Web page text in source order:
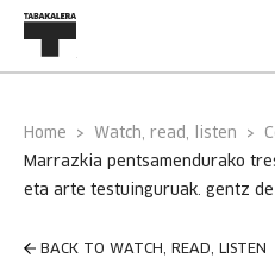
Home Watch, read, listen
marrazkia pentsamendurako tresna gisa, emma kunzen lana
eta arte testuinguruak. gentz
BACK TO WATCH, READ, LISTEN